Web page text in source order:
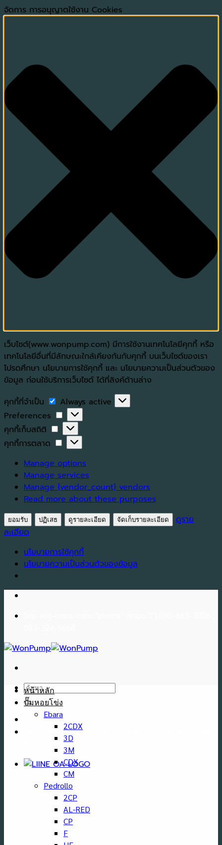
จัดการ การอนุญาตใช้งาน Cookies
เว็บไซต์(www.wonpump.com) มีการใช้งานเทคโนโลยีคุกกี้ หรือ
เทคโนโลยีอื่นที่มีลักษณะใกล้เคียงกันกับคุกกี้ บนเว็บไซต์ของเรา
โปรดศึกษา นโยบายการใช้คุกกี้ และ นโยบายความเป็นส่วนตัวของ
ข้อมูล ก่อนใช้บริการเว็บไซต์ ได้ที่ลิงค์ด้านล่าง
คุกกี้ที่จำเป็น
คุกกี้
ที่
จำเป็น
Always active
Preferences
Preferences
คุกกี้เก็บสถิติ
คุกกี้
เก็บ
สถิติ
คุกกี้การตลาด
คุกกี้
การ
ตลาด
Manage options
Manage services
Manage {vendor_count} vendors
Read more about these purposes
ยอมรับ ปฏิเสธ ดูรายละเอียด จัดเก็บรายละเอียด
ดูราย
ละเอียด
นโยบายการใช้คุกกี้
นโยบายความเป็นส่วนตัวของข้อมูล
Skip
content
ค้นหา:
[wp-svg-icons icon="phone" wrap="i"] 090-663-3306 ,
082-324-5668
หน้าหลัก
ปั๊มหอยโข่ง
Ebara
2CDX
3D
3M
CDX
CM
Pedrollo
2CP
AL-RED
CP
F